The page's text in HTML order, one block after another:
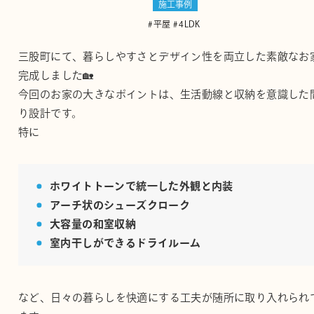
施工事例
平屋 4LDK
三股町にて、暮らしやすさとデザイン性を両立した素敵なお
完成しました🏡
今回のお家の大きなポイントは、生活動線と収納を意識した
り設計です。
特に
ホワイトトーンで統一した外観と内装
アーチ状のシューズクローク
大容量の和室収納
室内干しができるドライルーム
など、日々の暮らしを快適にする工夫が随所に取り入れられ